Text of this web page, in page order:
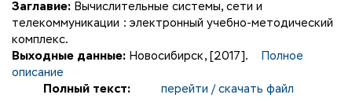
Заглавие: Вычислительные системы, сети и
телекоммуникации : электронный учебно-методический
комплекс.
Выходные данные: Новосибирск, [2017].
Полное
описание
Полный текст:
перейти / скачать файл